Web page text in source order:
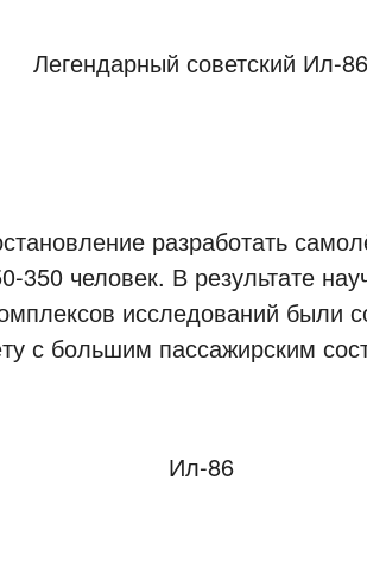
разработать
350 человек. В результате
исследований были
с большим пассажирским